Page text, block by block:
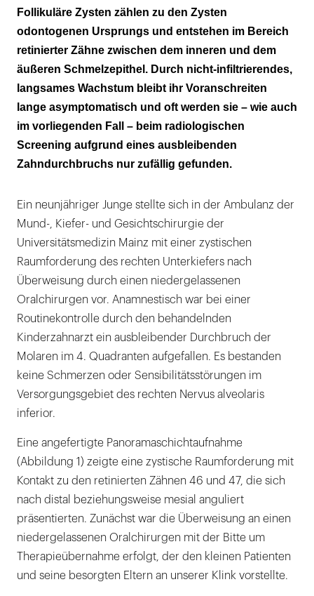
Diskussion
Literaturliste
Follikuläre Zysten zählen zu den Zysten
odontogenen Ursprungs und entstehen im Bereich
retinierter Zähne zwischen dem inneren und dem
äußeren Schmelzepithel. Durch nicht-infiltrierendes,
langsames Wachstum bleibt ihr Voranschreiten
lange asymptomatisch und oft werden sie – wie auch
im vorliegenden Fall – beim radiologischen
Screening aufgrund eines ausbleibenden
Zahndurchbruchs nur zufällig gefunden.
Ein neunjähriger Junge stellte sich in der Ambulanz der
Mund-, Kiefer- und Gesichtschirurgie der
Universitätsmedizin Mainz mit einer zystischen
Raumforderung des rechten Unterkiefers nach
Überweisung durch einen niedergelassenen
Oralchirurgen vor. Anamnestisch war bei einer
Routinekontrolle durch den behandelnden
Kinderzahnarzt ein ausbleibender Durchbruch der
Molaren im 4. Quadranten aufgefallen. Es bestanden
keine Schmerzen oder Sensibilitätsstörungen im
Versorgungsgebiet des rechten Nervus alveolaris
inferior.
Eine angefertigte Panoramaschichtaufnahme
(Abbildung 1) zeigte eine zystische Raumforderung mit
Kontakt zu den retinierten Zähnen 46 und 47, die sich
nach distal beziehungsweise mesial anguliert
präsentierten. Zunächst war die Überweisung an einen
niedergelassenen Oralchirurgen mit der Bitte um
Therapieübernahme erfolgt, der den kleinen Patienten
und seine besorgten Eltern an unserer Klink vorstellte.